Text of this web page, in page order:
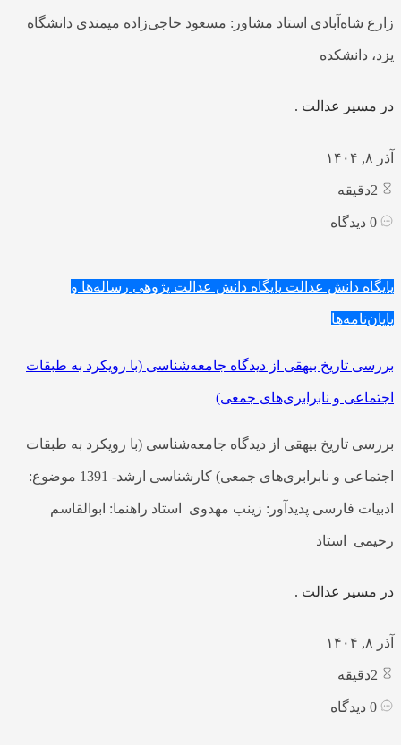
زارع شاه‌آبادی استاد مشاور: مسعود حاجی‌زاده میمندی دانشگاه
یزد، دانشکده
در مسیر عدالت .
آذر ۸, ۱۴۰۴
دقیقه
دیدگاه
پایگاه دانش عدالت پایگاه دانش عدالت پژوهی رساله‌ها و
پایان‌نامه‌ها
بررسی تاریخ بیهقی از دیدگاه جامعه‌شناسی (با رویکرد به طبقات
اجتماعی و نابرابری‌های جمعی)
بررسی تاریخ بیهقی از دیدگاه جامعه‌شناسی (با رویکرد به طبقات
اجتماعی و نابرابری‌های جمعی) کارشناسی ارشد- 1391 موضوع:
ادبیات فارسی پدیدآور: زینب مهدوی استاد راهنما: ابوالقاسم
رحیمی استاد
در مسیر عدالت .
آذر ۸, ۱۴۰۴
دقیقه
دیدگاه